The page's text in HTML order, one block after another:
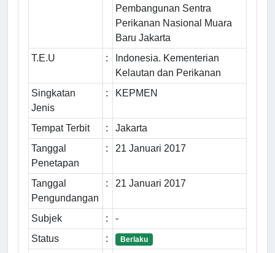
Pembangunan Sentra
Perikanan Nasional Muara
Baru Jakarta
T.E.U
:
Indonesia. Kementerian
Kelautan dan Perikanan
Singkatan
Jenis
: KEPMEN
Tempat Terbit :
Jakarta
Tanggal
Penetapan
: 21 Januari 2017
Tanggal
Pengundangan
: 21 Januari 2017
Subjek :
-
Status
: Berlaku